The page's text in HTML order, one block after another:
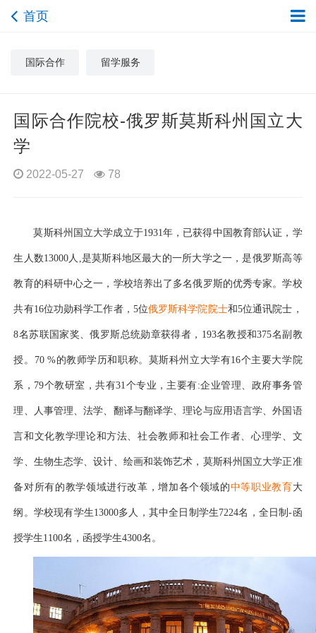
首页
国际合作 留学服务
国际合作院校-俄罗斯莫斯科州国立大
学
2022-05-27 78
莫斯科州国立大学成立于1931年， 已获得中国教育部认证， 学
生人数13000人 ,是莫斯科地区最大的一所大学之一，是俄罗斯高等
教育的科研中心之一，学校培养出了多名俄罗斯的优秀专家。学校
共有16位功勋科学工作者，5位俄罗斯科学院院士和5位通讯院士，
8名苏联国家奖、俄罗斯总统勋章获得者，193名教授和375名副教
授。70 %的教师学历和职称。莫斯科州立大学有16个主要大学院
系，79个教研室，共有31个专业，主要有:企业管理、政府事务管
理、人事管理、法学、翻译与翻译学、理论与应用语言学、外国语
言和文化教学理论和方法、社会教师和社会工作者、心理学、文
学、生物生态学、设计、绘画和装饰艺术，莫斯科州国立大学正准
备对所有的教学领域进行改革，增加各个领域的中等职业教育 大
纲。学校现有学生13000多人，其中全日制学生7224名，全日制-函
授学生1100名，函授学生4300名。